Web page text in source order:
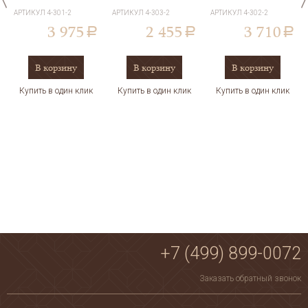
самостоятельно за наш счет.
АРТИКУЛ 4-301-2
3 975 a
В корзину
Купить в один клик
АРТИКУЛ 4-303-2
2 455 a
В корзину
Купить в один клик
АРТИКУЛ 4-302-2
3 710 a
В корзину
Купить в один клик
+7 (499) 899-0072
Заказать обратный звонок